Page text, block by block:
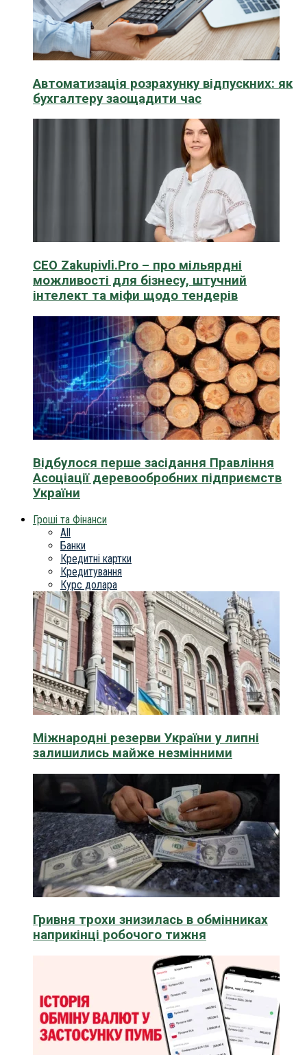
Автоматизація розрахунку відпускних: як
бухгалтеру заощадити час
CEO Zakupivli.Pro – про мільярдні
можливості для бізнесу, штучний
інтелект та міфи щодо тендерів
Відбулося перше засідання Правління
Асоціації деревообробних підприємств
України
Гроші та Фінанси
All
Банки
Кредитні картки
Кредитування
Курс долара
Міжнародні резерви України у липні
залишились майже незмінними
Гривня трохи знизилась в обмінниках
наприкінці робочого тижня